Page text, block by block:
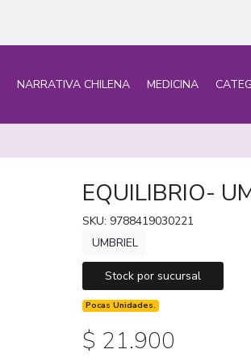
NARRATIVA CHILENA MEDICINA
EQUILIBRIO-
SKU: 9788419030221
UMBRIEL
Stock por sucursal
Pocas Unidades.
$ 21.900